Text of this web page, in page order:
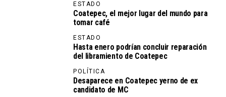
ESTADO
Coatepec, el mejor lugar del mundo para
tomar café
ESTADO
Hasta enero podrían concluir reparación
del libramiento de Coatepec
POLÍTICA
Desaparece en Coatepec yerno de ex
candidato de MC